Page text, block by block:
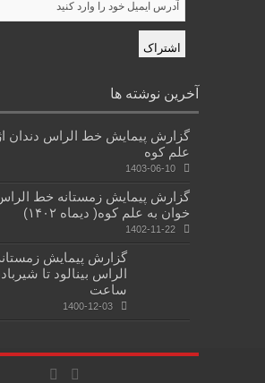
آخرین نوشته ها
گزارش پیمایش خط الراس دندان
علم کوه
1403-06-10
گزارش پیمایش زمستانه خط
خوان به علم کوه( دیماه ۱۴۰۲)
1402-11-22
گزارش پیمایش
ساعت
1400-12-03